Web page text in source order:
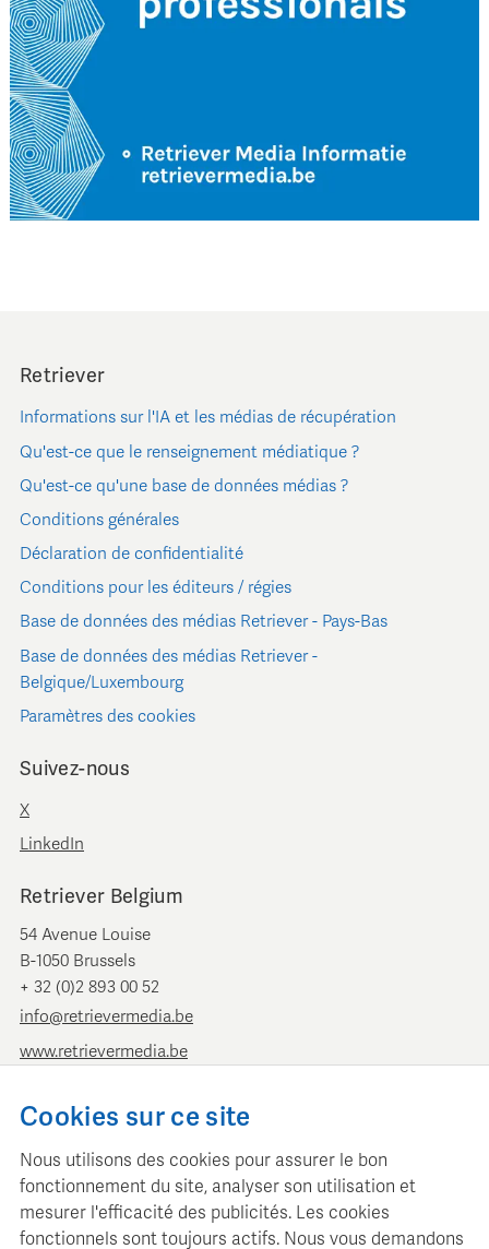
Retriever
Informations sur l'IA et les médias de récupération
Qu'est-ce que le renseignement médiatique ?
Qu'est-ce qu'une base de données médias ?
Conditions générales
Déclaration de confidentialité
Conditions pour les éditeurs / régies
Base de données des médias Retriever - Pays-Bas
Base de données des médias Retriever -
Belgique/Luxembourg
Paramètres des cookies
Suivez-nous
X
LinkedIn
Retriever Belgium
54 Avenue Louise
B-1050 Brussels
+ 32 (0)2 893 00 52
info@retrievermedia.be
www.retrievermedia.be
Retriever Pays-Bas
1054 GT Amsterdam
+ 31 (0)20 379 11 01
info@retriever.nl
Cookies sur ce site
Nous utilisons des cookies pour assurer le bon
fonctionnement du site, analyser son utilisation et
mesurer l'efficacité des publicités. Les cookies
fonctionnels sont toujours actifs. Nous vous demandons